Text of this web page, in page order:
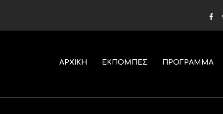
ΑΡΧΙΚΗ ΕΚΠΟΜΠΕΣ ΠΡΟΓΡΑΜΜΑ